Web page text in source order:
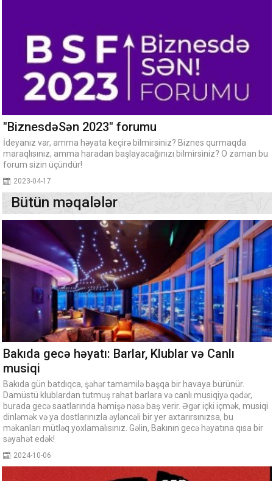
"BiznesdəSən 2023" forumu
İdeyanız var, amma həyata keçirə bilmirsiniz? Biznes qurmaqda
maraqlısınız, amma haradan başlayacağınızı bilmirsiniz? O zaman bu
forum sizin üçündür!
2023-04-17
Bütün məqalələr
Bakıda gecə həyatı: Barlar, Klublar və Canlı
musiqi
Bakıda gün batdıqca, şəhər tamamilə başqa bir havaya bürünür.
Damüstü klublardan tutmuş rahat barlara və canlı musiqiyə qədər,
burada gecə saatlarında həmişə nəsə baş verir. Əgər içki içmək, musiqi
dinləmək və ya dostlarınızla əyləncəli bir yer axtarırsınızsa, bu
məkanları mütləq yoxlamalısınız. Gəlin, Bakının gecə həyatına qısa bir
səyahət edək!
2024-10-06